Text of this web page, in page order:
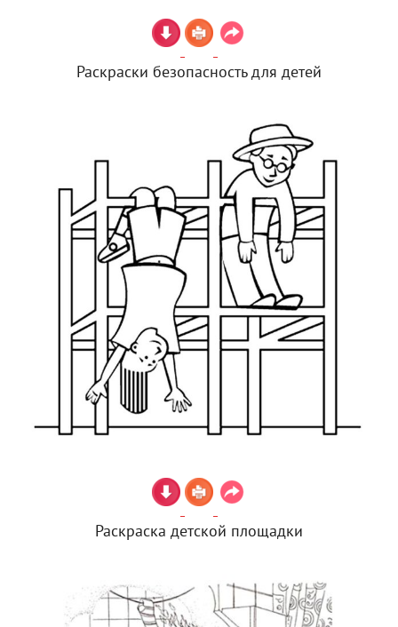
Раскраски безопасность для детей
Раскраска детской площадки